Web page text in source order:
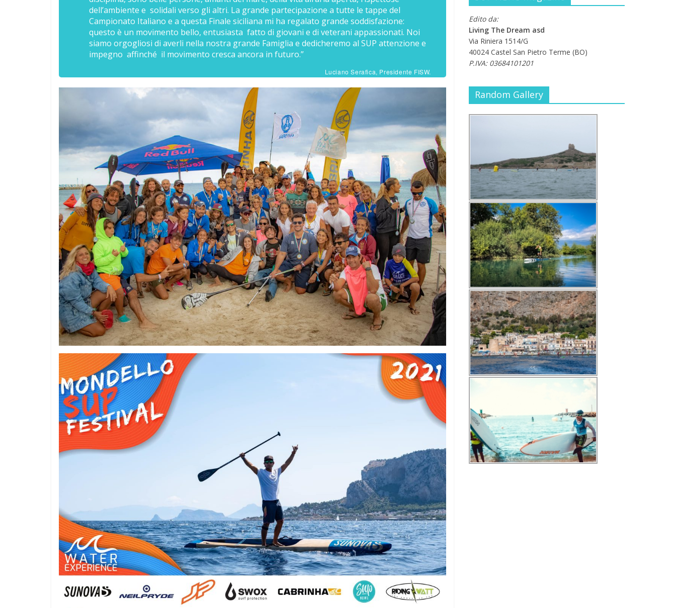
dell’ambiente e solidali verso gli altri. La grande partecipazione a tutte le tappe del
Campionato Italiano e a questa Finale siciliana mi ha regalato grande soddisfazione:
questo è un movimento bello, entusiasta fatto di giovani e di veterani appassionati. Noi
siamo orgogliosi di averli nella nostra grande Famiglia e dedicheremo al SUP attenzione e
impegno affinché il movimento cresca ancora in futuro.”
Luciano Serafica, Presidente FISW.
Edito da:
Living The Dream asd
Via Riniera 1514/G
40024 Castel San Pietro Terme (BO)
P.IVA: 03684101201
Random Gallery